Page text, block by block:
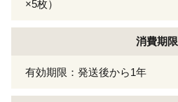
×5枚）
消費期限
有効期限：発送後から1年